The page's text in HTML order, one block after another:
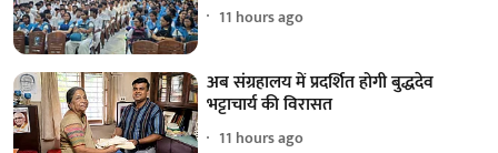
11 hours ago
अब संग्रहालय में प्रदर्शित होगी बुद्धदेव
भट्टाचार्य की विरासत
11 hours ago